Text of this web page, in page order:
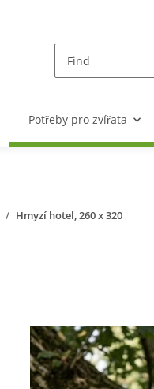
Potřeby pro zvířata
Hmyzí hotel, 260 x 320